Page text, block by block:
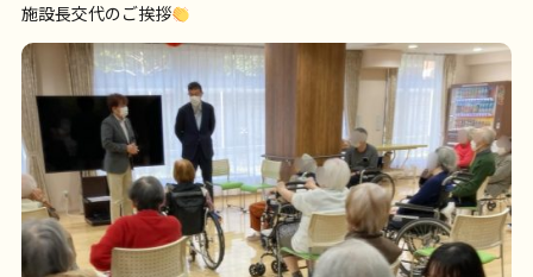
施設長交代のご挨拶